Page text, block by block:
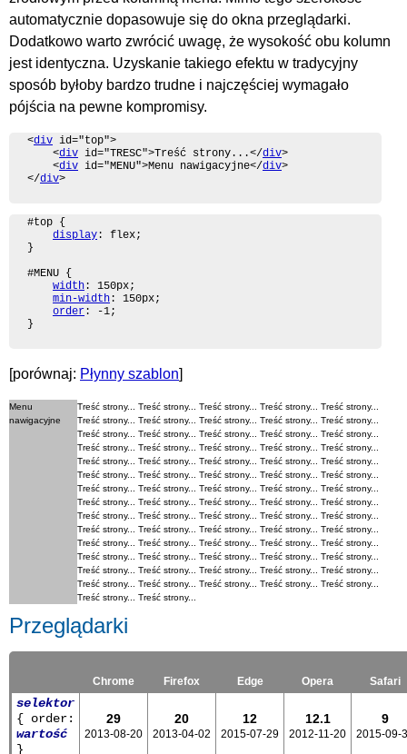
automatycznie dopasowuje się do okna przeglądarki.
Dodatkowo warto zwrócić uwagę, że wysokość obu kolumn
jest identyczna. Uzyskanie takiego efektu w tradycyjny
sposób byłoby bardzo trudne i najczęściej wymagało
pójścia na pewne kompromisy.
<div id="top">
	<
div id="TRESC">Treść strony...</div>
	<
div id="MENU">Menu nawigacyjne</div>
</div>
#top {
display : flex;
}
#MENU {
width : 150px;
min-width : 150px;
order : -1;
}
[porównaj: Płynny szablon]
Treść strony... Treść strony... Treść strony... Treść strony... Treść strony...
Treść strony... Treść strony... Treść strony... Treść strony... Treść strony...
Treść strony... Treść strony... Treść strony... Treść strony... Treść strony...
Treść strony... Treść strony... Treść strony... Treść strony... Treść strony...
Treść strony... Treść strony... Treść strony... Treść strony... Treść strony...
Treść strony... Treść strony... Treść strony... Treść strony... Treść strony...
Treść strony... Treść strony... Treść strony... Treść strony... Treść strony...
Treść strony... Treść strony... Treść strony... Treść strony... Treść strony...
Treść strony... Treść strony... Treść strony... Treść strony... Treść strony...
Treść strony... Treść strony... Treść strony... Treść strony... Treść strony...
Treść strony... Treść strony... Treść strony... Treść strony... Treść strony...
Treść strony... Treść strony... Treść strony... Treść strony... Treść strony...
Treść strony... Treść strony... Treść strony... Treść strony... Treść strony...
Treść strony... Treść strony... Treść strony... Treść strony... Treść strony...
Treść strony... Treść strony...
Menu
nawigacyjne
Przeglądarki
Chrome Firefox Edge Opera Safari
selektor
{ order:
wartość
}
29
2013-08-20
20
2013-04-02
12
2015-07-29
12.1
2012-11-20
9
2015-09-